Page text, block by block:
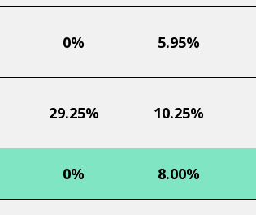
5.95%
0%
10.25%
29.25%
8.00%
0%